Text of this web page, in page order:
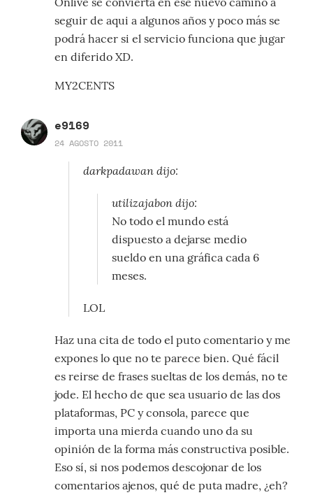
seguir de aqui a algunos años y poco más se
podrá hacer si el servicio funciona que jugar
en diferido XD.
MY2CENTS
e9169
24 AGOSTO 2011
darkpadawan dijo:
utilizajabon dijo:
No todo el mundo está
dispuesto a dejarse medio
sueldo en una gráfica cada 6
meses.
LOL
Haz una cita de todo el puto comentario y me
expones lo que no te parece bien. Qué fácil
es reirse de frases sueltas de los demás, no te
jode. El hecho de que sea usuario de las dos
plataformas, PC y consola, parece que
importa una mierda cuando uno da su
opinión de la forma más constructiva posible.
Eso sí, si nos podemos descojonar de los
comentarios ajenos, qué de puta madre, ¿eh?